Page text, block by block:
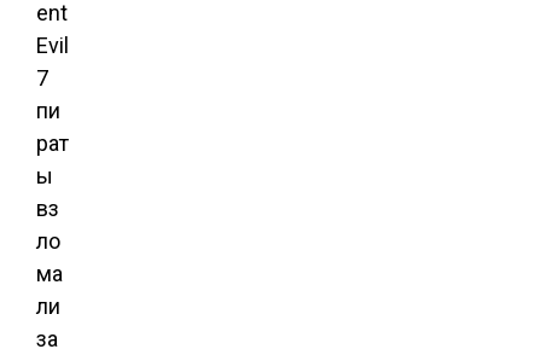
ent
Evil
7
пи
рат
ы
вз
ло
ма
ли
за